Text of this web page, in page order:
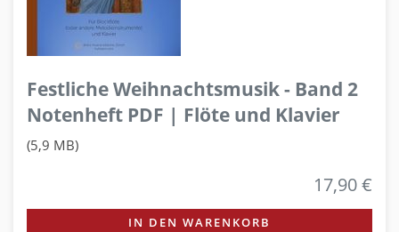
Festliche Weihnachtsmusik - Band 2
Notenheft PDF | Flöte und Klavier
(5,9 MB)
17,90 €
IN DEN WARENKORB